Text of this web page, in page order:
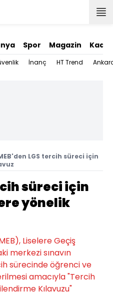
Spor Magazin Kadın
İnanç HT Trend
LGS tercih süreci için
süreci için
yönelik
Liselere Geçiş
merkezi sınavın
sürecinde öğrenci ve
amacıyla "Tercih
Kılavuzu"